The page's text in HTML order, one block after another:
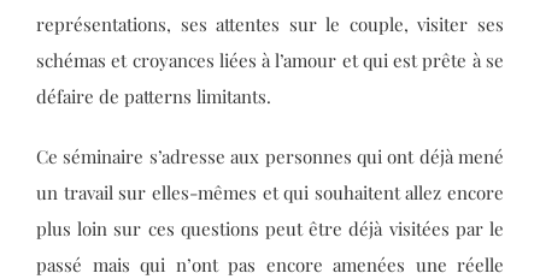
représentations, ses attentes sur le couple, visiter ses
schémas et croyances liées à l’amour et qui est prête à se
défaire de patterns limitants.
Ce séminaire s’adresse aux personnes qui ont déjà mené
un travail sur elles-mêmes et qui souhaitent allez encore
plus loin sur ces questions peut être déjà visitées par le
passé mais qui n’ont pas encore amenées une réelle